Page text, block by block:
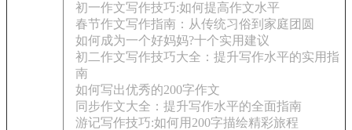
初一作文写作技巧:如何提高作文水平
春节作文写作指南：从传统习俗到家庭团圆
如何成为一个好妈妈?十个实用建议
初二作文写作技巧大全：提升写作水平的实用指
南
如何写出优秀的200字作文
同步作文大全：提升写作水平的全面指南
游记写作技巧:如何用200字描绘精彩旅程